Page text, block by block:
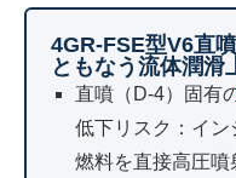
4GR-FSE型V6直
ともなう流体潤滑
直噴（D-4）固有
低下リスク：イン
燃料を直接高圧